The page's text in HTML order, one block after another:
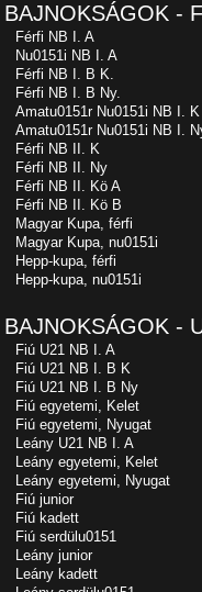
BAJNOKSÁGOK -
Férfi NB I. A
Nu0151i NB I. A
Férfi NB I. B K.
Férfi NB I. B Ny.
Amatu0151r Nu0151i NB I. K
Amatu0151r Nu0151i NB I.
Férfi NB II. K
Férfi NB II. Ny
Férfi NB II. Kö A
Férfi NB II. Kö B
Magyar Kupa, férfi
Magyar Kupa, nu0151i
Hepp-kupa, férfi
Hepp-kupa, nu0151i
BAJNOKSÁGOK -
Fiú U21 NB I. A
Fiú U21 NB I. B K
Fiú U21 NB I. B Ny
Fiú egyetemi, Kelet
Fiú egyetemi, Nyugat
Leány U21 NB I. A
Leány egyetemi, Kelet
Leány egyetemi, Nyugat
Fiú junior
Fiú kadett
Fiú serdülu0151
Leány junior
Leány kadett